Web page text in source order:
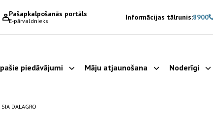
Pašapkalpošanās portāls
E-pārvaldnieks Informācijas tālrunis:8900
apakšizvēlni
piedāvājumi Parādīt apakšizvēlni
Māju atjaunošana ParādītNoderīgi
SIA DALAGRO